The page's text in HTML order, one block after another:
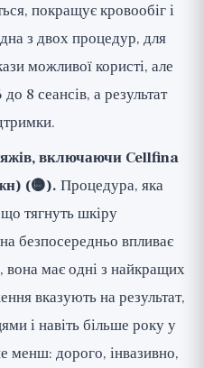
покращує кровообіг і
з двох процедур, для
можливої користі, але
8 сеансів, а результат
включаючи Cellfina
(🟡). Процедура, яка
що тягнуть шкіру
безпосередньо впливає
вона має одні з найкращих
вказують на результат,
і навіть більше року у
менш: дорого, інвазивно,